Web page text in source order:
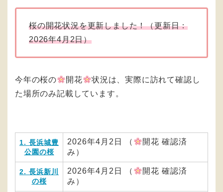
桜の開花状況を更新しました！（更新日：
2026年4月2日）
今年の桜の 開花
状況は、実際に訪れて確認し
た場所のみ記載しています。
1. 長浜城豊
公園の桜
2026年4月2日 （
開花 確認済
み）
2. 長浜新川
の桜
2026年4月2日 （
開花 確認済
み）